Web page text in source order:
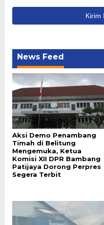
News Feed
Aksi Demo Penambang
Timah di Belitung
Mengemuka, Ketua
Komisi XII DPR Bambang
Patijaya Dorong Perpres
Segera Terbit